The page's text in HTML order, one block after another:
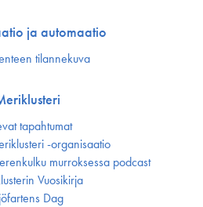
ja automaatio
tilannekuva
tapahtumat
-organisaatio
murroksessa podcast
Vuosikirja
Dag